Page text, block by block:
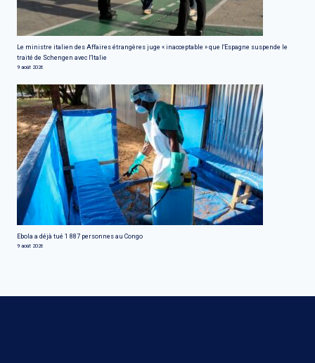
Le ministre italien des Affaires étrangères juge « inacceptable » que l'Espagne suspende le
traité de Schengen avec l'Italie
9 août 2026
Ebola a déjà tué 1 887 personnes au Congo
9 août 2026